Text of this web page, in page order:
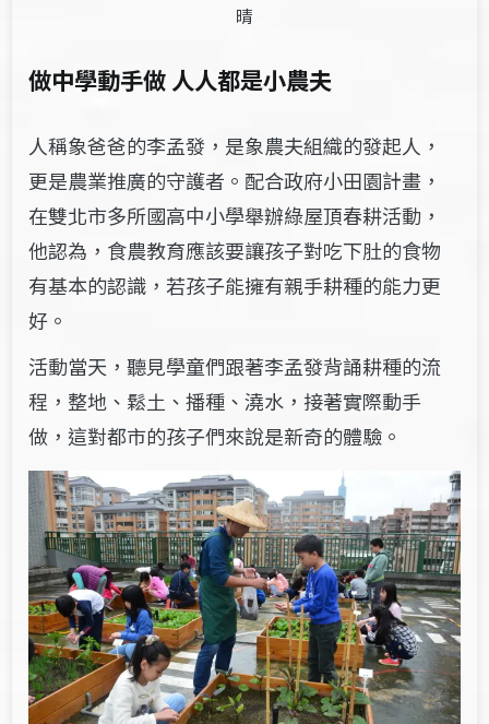
晴
做中學動手做 人人都是小農夫
人稱象爸爸的李孟發，是象農夫組織的發起人，
更是農業推廣的守護者。配合政府小田園計畫，
在雙北市多所國高中小學舉辦綠屋頂春耕活動，
他認為，食農教育應該要讓孩子對吃下肚的食物
有基本的認識，若孩子能擁有親手耕種的能力更
好。
活動當天，聽見學童們跟著李孟發背誦耕種的流
程，整地、鬆土、播種、澆水，接著實際動手
做，這對都市的孩子們來說是新奇的體驗。